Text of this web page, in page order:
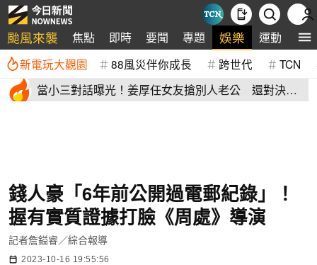
颱風來襲 焦點 即時 要聞 專題 娛樂 運動 全
新電玩大觀園 88風災伴你成長 跨世代 TCN
當小三對話曝光！姜厚任女友搶別人老公 還對決正
錢人豪「6年前公開過電郵紀錄」！
握有實質證據打臉《周處》導演
記者詹鎰睿／綜合報導
2023-10-16 19:55:56